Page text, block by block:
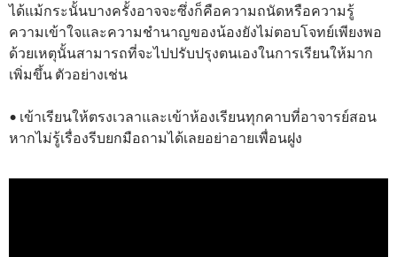
ได้แม้กระนั้นบางครั้งอาจจะซึ่งก็คือความถนัดหรือความรู้
ความเข้าใจและความชำนาญของน้องยังไม่ตอบโจทย์เพียงพอ
ด้วยเหตุนั้นสามารถที่จะไปปรับปรุงตนเองในการเรียนให้มาก
เพิ่มขึ้น ตัวอย่างเช่น
• เข้าเรียนให้ตรงเวลาและเข้าห้องเรียนทุกคาบที่อาจารย์สอน
หากไม่รู้เรื่องรีบยกมือถามได้เลยอย่าอายเพื่อนฝูง